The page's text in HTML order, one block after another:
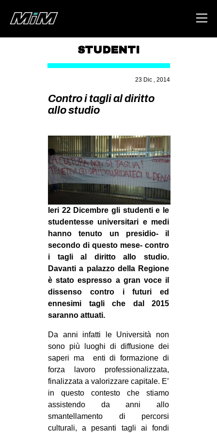
AREA
GAZA FREESTYLE
CSOA LAMBRETTA
MSM
STUDENTI TSUNAMI
ZAM
MILANO
MOBILITAZIONI
SPAZI
SPORT POPOLARE
MOVIMENTI
AMBIENTE
DIRITTO ALL’ABITARE
GENERI
MIGRAZIONI
PRECARIATO
REPRESSIONE
STUDENTI
STUDENTI
23 Dic , 2014
Contro i tagli al diritto
allo studio
Ieri 22 Dicembre gli studenti e le
studentesse universitari e medi
hanno tenuto un presidio- il
secondo di questo mese- contro
i tagli al diritto allo studio.
Davanti a palazzo della Regione
è stato espresso a gran voce il
dissenso contro i futuri ed
ennesimi tagli che dal 2015
saranno attuati.
Da anni infatti le Università non
sono più luoghi di diffusione dei
saperi ma enti di formazione di
forza lavoro professionalizzata,
finalizzata a valorizzare capitale. E’
in questo contesto che stiamo
assistendo da anni allo
smantellamento di percorsi
culturali, a pesanti tagli ai fondi